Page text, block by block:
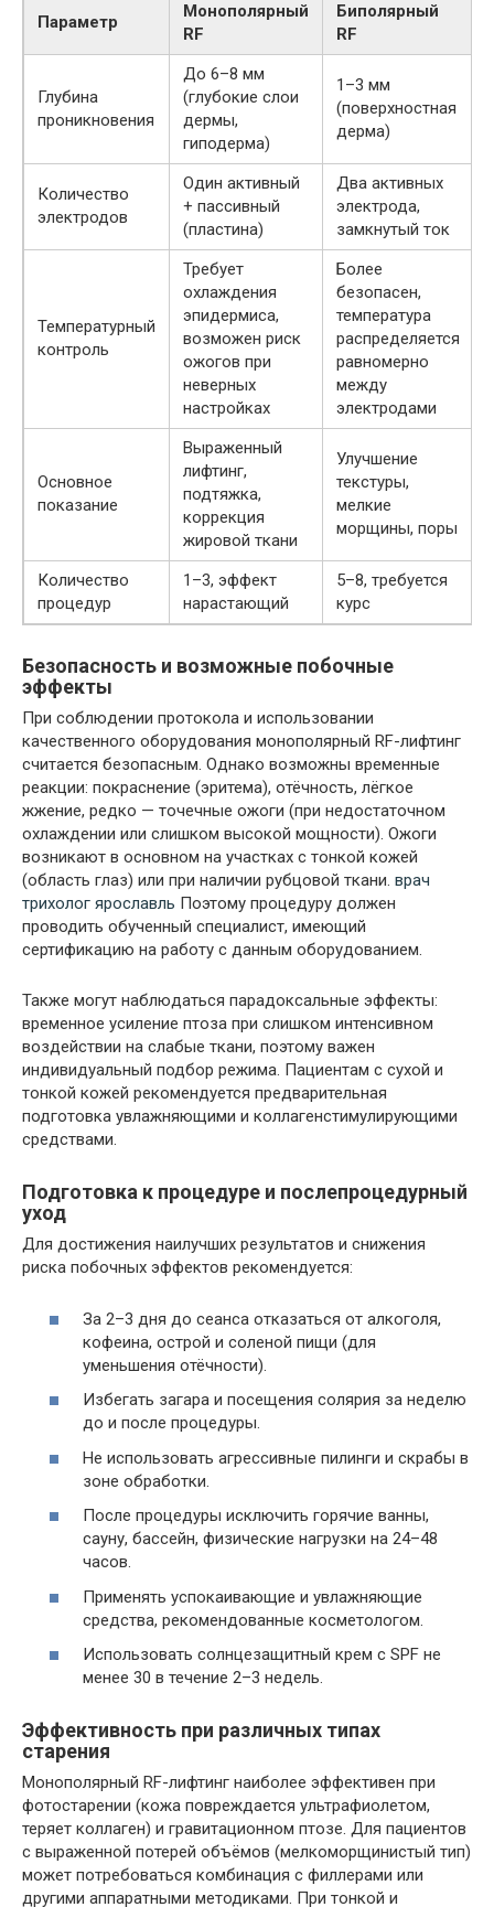
Параметр
Монополярный
RF
Биполярный
RF
Глубина
проникновения
До 6–8 мм
(глубокие слои
дермы,
гиподерма)
1–3 мм
(поверхностная
дерма)
Количество
электродов
Один активный
+ пассивный
(пластина)
Два активных
электрода,
замкнутый ток
Температурный
контроль
Требует
охлаждения
эпидермиса,
возможен риск
ожогов при
неверных
настройках
Более
безопасен,
температура
распределяется
равномерно
между
электродами
Основное
показание
Выраженный
лифтинг,
подтяжка,
коррекция
жировой ткани
Улучшение
текстуры,
мелкие
морщины, поры
Количество
процедур
1–3, эффект
нарастающий
5–8, требуется
курс
Безопасность и возможные побочные
эффекты
При соблюдении протокола и использовании
качественного оборудования монополярный RF-лифтинг
считается безопасным. Однако возможны временные
реакции: покраснение (эритема), отёчность, лёгкое
жжение, редко — точечные ожоги (при недостаточном
охлаждении или слишком высокой мощности). Ожоги
возникают в основном на участках с тонкой кожей
(область глаз) или при наличии рубцовой ткани. врач
трихолог ярославль Поэтому процедуру должен
проводить обученный специалист, имеющий
сертификацию на работу с данным оборудованием.
Также могут наблюдаться парадоксальные эффекты:
временное усиление птоза при слишком интенсивном
воздействии на слабые ткани, поэтому важен
индивидуальный подбор режима. Пациентам с сухой и
тонкой кожей рекомендуется предварительная
подготовка увлажняющими и коллагенстимулирующими
средствами.
Подготовка к процедуре и послепроцедурный
уход
Для достижения наилучших результатов и снижения
риска побочных эффектов рекомендуется:
За 2–3 дня до сеанса отказаться от алкоголя,
кофеина, острой и соленой пищи (для
уменьшения отёчности).
Избегать загара и посещения солярия за неделю
до и после процедуры.
Не использовать агрессивные пилинги и скрабы в
зоне обработки.
После процедуры исключить горячие ванны,
сауну, бассейн, физические нагрузки на 24–48
часов.
Применять успокаивающие и увлажняющие
средства, рекомендованные косметологом.
Использовать солнцезащитный крем с SPF не
менее 30 в течение 2–3 недель.
Эффективность при различных типах
старения
Монополярный RF-лифтинг наиболее эффективен при
фотостарении (кожа повреждается ультрафиолетом,
теряет коллаген) и гравитационном птозе. Для пациентов
с выраженной потерей объёмов (мелкоморщинистый тип)
может потребоваться комбинация с филлерами или
другими аппаратными методиками. При тонкой и